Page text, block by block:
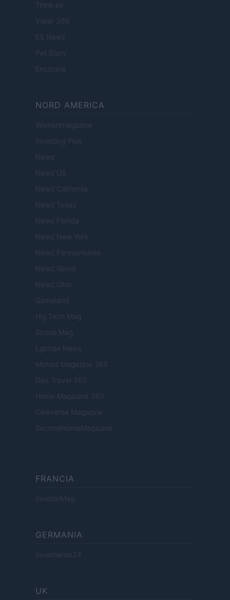
Think.es
Viajar 365
ES Newz
Pet Story
Encocina
NORD AMERICA
Womanmagazine
Investing Plus
Newz
Newz US
Newz California
Newz Texas
Newz Florida
Newz New York
Newz Pennsylvania
Newz Illinois
Newz Ohio
Gameland
Hig Tech Mag
Scoop Mag
Lgbtqia News
Motors Magazine 365
Day Travel 365
Home Magazine 365
Cineverse Magazine
SecondHomeMagazine
FRANCIA
InvestirMag
GERMANIA
Investieren24
UK